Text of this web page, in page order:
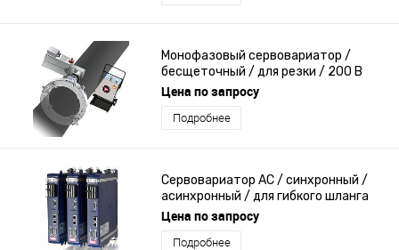
Монофазовый сервовариатор /
бесщеточный / для резки / 200 В
Цена по запросу
Подробнее
Сервовариатор AC / синхронный /
асинхронный / для гибкого шланга
Цена по запросу
Подробнее